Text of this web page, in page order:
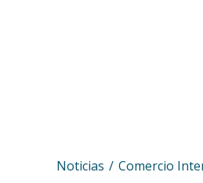
Noticias Comercio